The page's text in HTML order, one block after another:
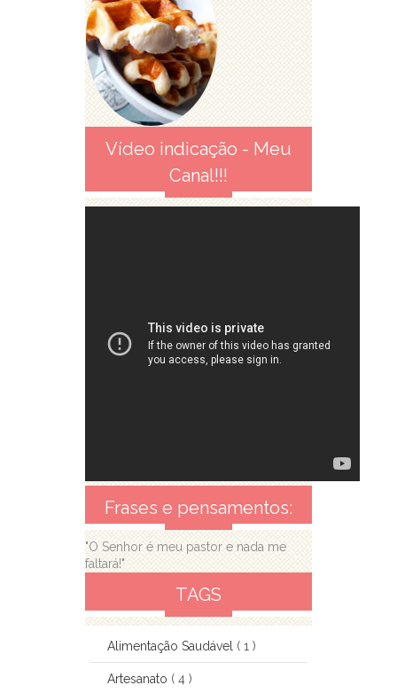
Vídeo indicação - Meu
Canal!!!
Frases e pensamentos:
"O Senhor é meu pastor e nada me
faltará!"
TAGS
Alimentação Saudável ( 1 )
Artesanato ( 4 )